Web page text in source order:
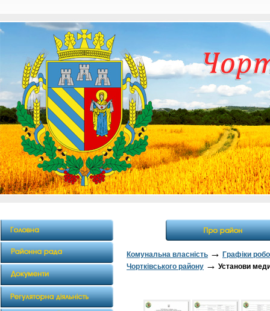
Комунальна власність → Графіки
Чортківського району → Установи